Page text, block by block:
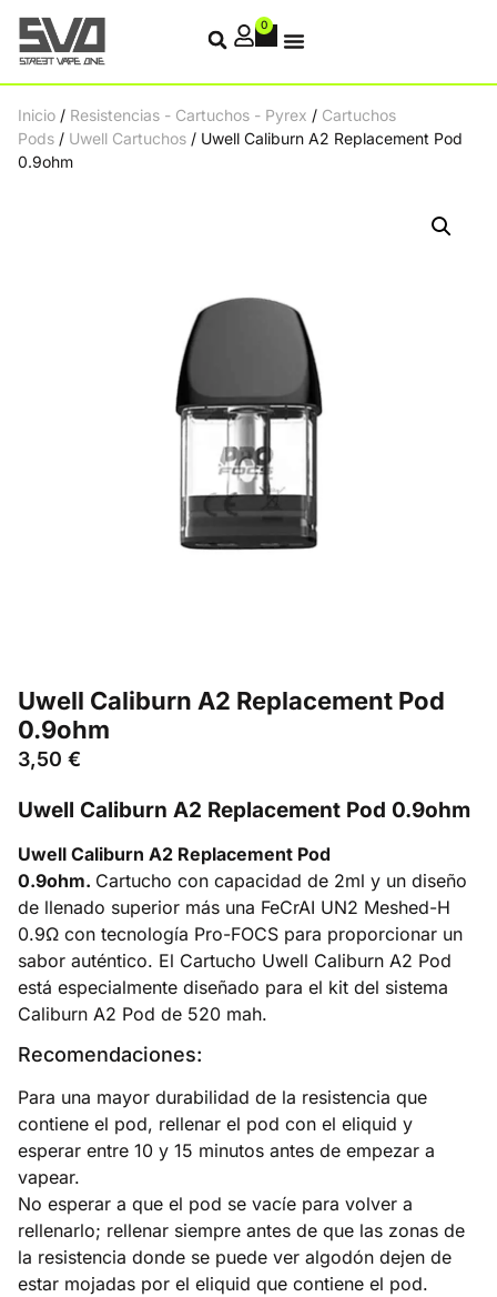
0
Inicio / Resistencias - Cartuchos - Pyrex / Cartuchos
Pods / Uwell Cartuchos / Uwell Caliburn A2 Replacement Pod
0.9ohm
Uwell Caliburn A2 Replacement Pod
0.9ohm
3,50 €
Uwell Caliburn A2 Replacement Pod 0.9ohm
Uwell Caliburn A2 Replacement Pod
0.9ohm. Cartucho con capacidad de 2ml y un diseño
de llenado superior más una FeCrAI UN2 Meshed-H
0.9Ω con tecnología Pro-FOCS para proporcionar un
sabor auténtico. El Cartucho Uwell Caliburn A2 Pod
está especialmente diseñado para el kit del sistema
Caliburn A2 Pod de 520 mah.
Recomendaciones:
Para una mayor durabilidad de la resistencia que
contiene el pod, rellenar el pod con el eliquid y
esperar entre 10 y 15 minutos antes de empezar a
vapear.
No esperar a que el pod se vacíe para volver a
rellenarlo; rellenar siempre antes de que las zonas de
la resistencia donde se puede ver algodón dejen de
estar mojadas por el eliquid que contiene el pod.